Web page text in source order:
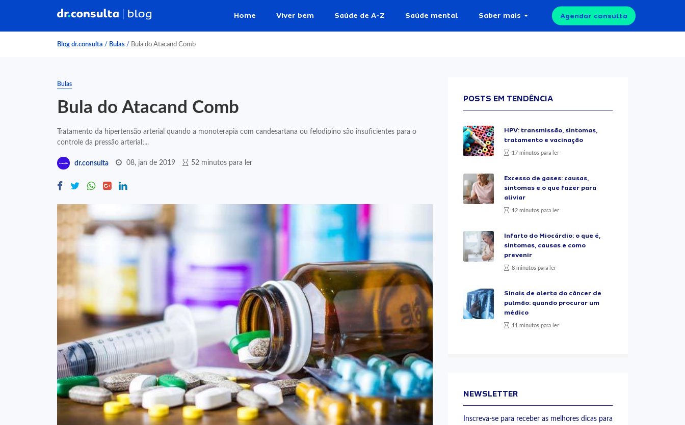
Home Viver bem Saúde de A-Z Saúde mental Saber mais Agendar consulta
Blog dr.consulta / Bulas / Bula do Atacand Comb
Bulas
Bula do Atacand Comb
Tratamento da hipertensão arterial quando a monoterapia com candesartana ou felodipino são insuficientes para o
controle da pressão arterial;...
dr.consulta 08, jan de 2019 52 minutos para ler
POSTS EM TENDÊNCIA
HPV: transmissão, sintomas,
tratamento e vacinação
17 minutos para ler
Excesso de gases: causas,
sintomas e o que fazer para
aliviar
12 minutos para ler
Infarto do Miocárdio: o que é,
sintomas, causas e como
prevenir
8 minutos para ler
Sinais de alerta do câncer de
pulmão: quando procurar um
médico
11 minutos para ler
NEWSLETTER
Inscreva-se para receber as melhores dicas para